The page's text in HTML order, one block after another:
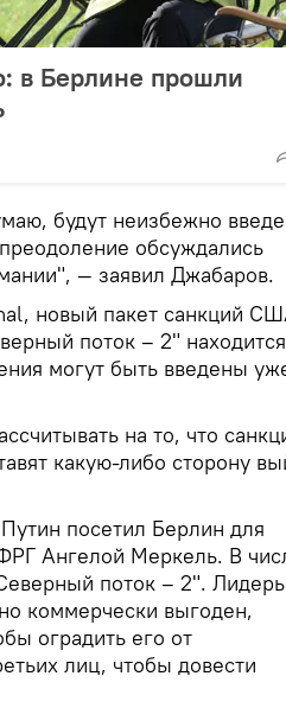
в Берлине прошли
будут неизбежно
обсуждались
— заявил Джабаров.
новый пакет санкций
поток – 2" находится
могут быть введены
на то, что
какую-либо сторону
посетил Берлин для
Ангелой Меркель. В
поток – 2".
коммерчески выгоден,
оградить его от
лиц, чтобы довести